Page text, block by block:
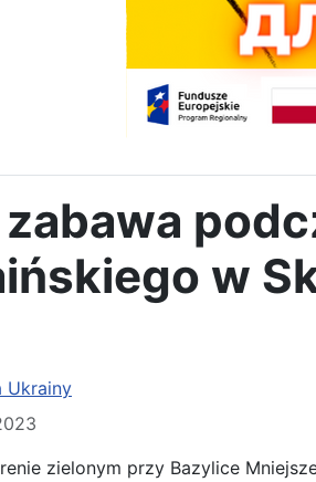
w
Ukrainy
zielonym przy Bazylice